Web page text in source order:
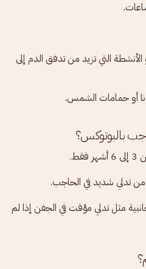
التي تزيد من تدفق الدم إلى
أو حمامات الشمس.
بالبوتوكس؟
من تدلي شديد في الحاجب.
مثل تدلي مؤقت في الجفن إذا لم